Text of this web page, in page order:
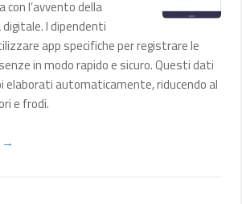
con l’avvento della
I dipendenti
app specifiche per registrare le
in modo rapido e sicuro. Questi dati
elaborati automaticamente, riducendo al
e frodi.
→